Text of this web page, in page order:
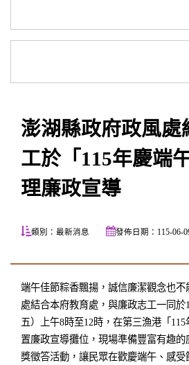
澎湖縣政府政風處
工於「115年慶端
理廉政宣導
類別：最新消息 發佈日期：115-06-
端午佳節粽香飄揚，誠信廉潔觀念也
處結合本府教育處，與廉政志工一同於
五）上午8時至12時，在第三漁港「
置廉政宣導攤位，現場準備豐富有趣
獎徵答活動，讓民眾在歡慶端午、感